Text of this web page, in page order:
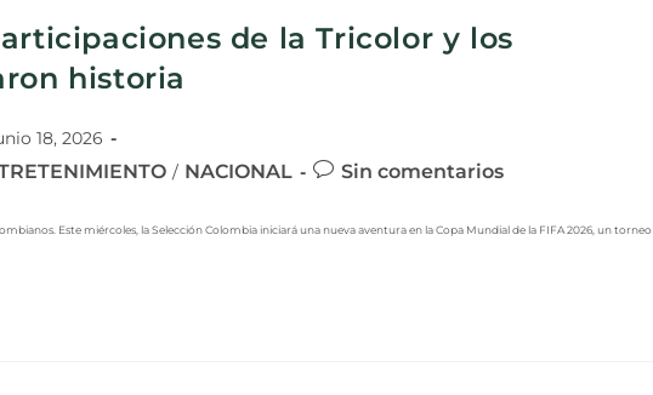
de la Tricolor y los
historia
18, 2026
/ NACIONAL Sin comentarios
Este miércoles, la Selección Colombia iniciará una nueva aventura en la Copa Mundial de la FIFA 2026, un torneo